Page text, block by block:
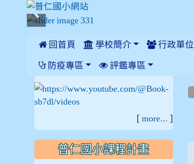
 回首頁 學校簡介 行政單位
防疫專區 評鑑專區
[ more... ]
普仁國小課程計畫